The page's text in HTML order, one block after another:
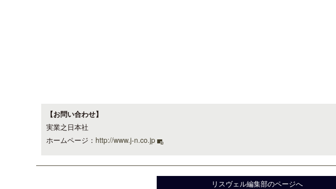
【お問い合わせ】
実業之日本社
ホームページ： http://www.j-n.co.jp
リスヴェル編集部のページへ